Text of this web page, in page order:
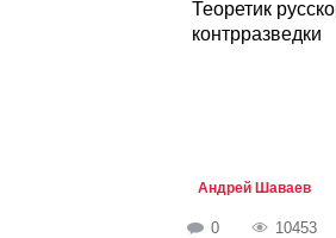
Теоретик
контрразведки
Андрей Шаваев
0 10453